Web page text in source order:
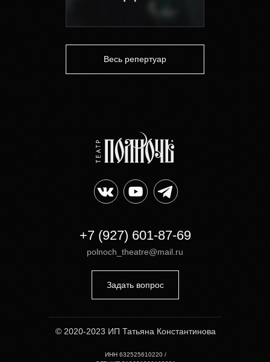
Весь репертуар
© 2020-2023 ИП Татьяна Константинова
+7 (927) 601-87-69
polnoch_theatre@mail.ru
Задать вопрос
ИНН 632525610220 /